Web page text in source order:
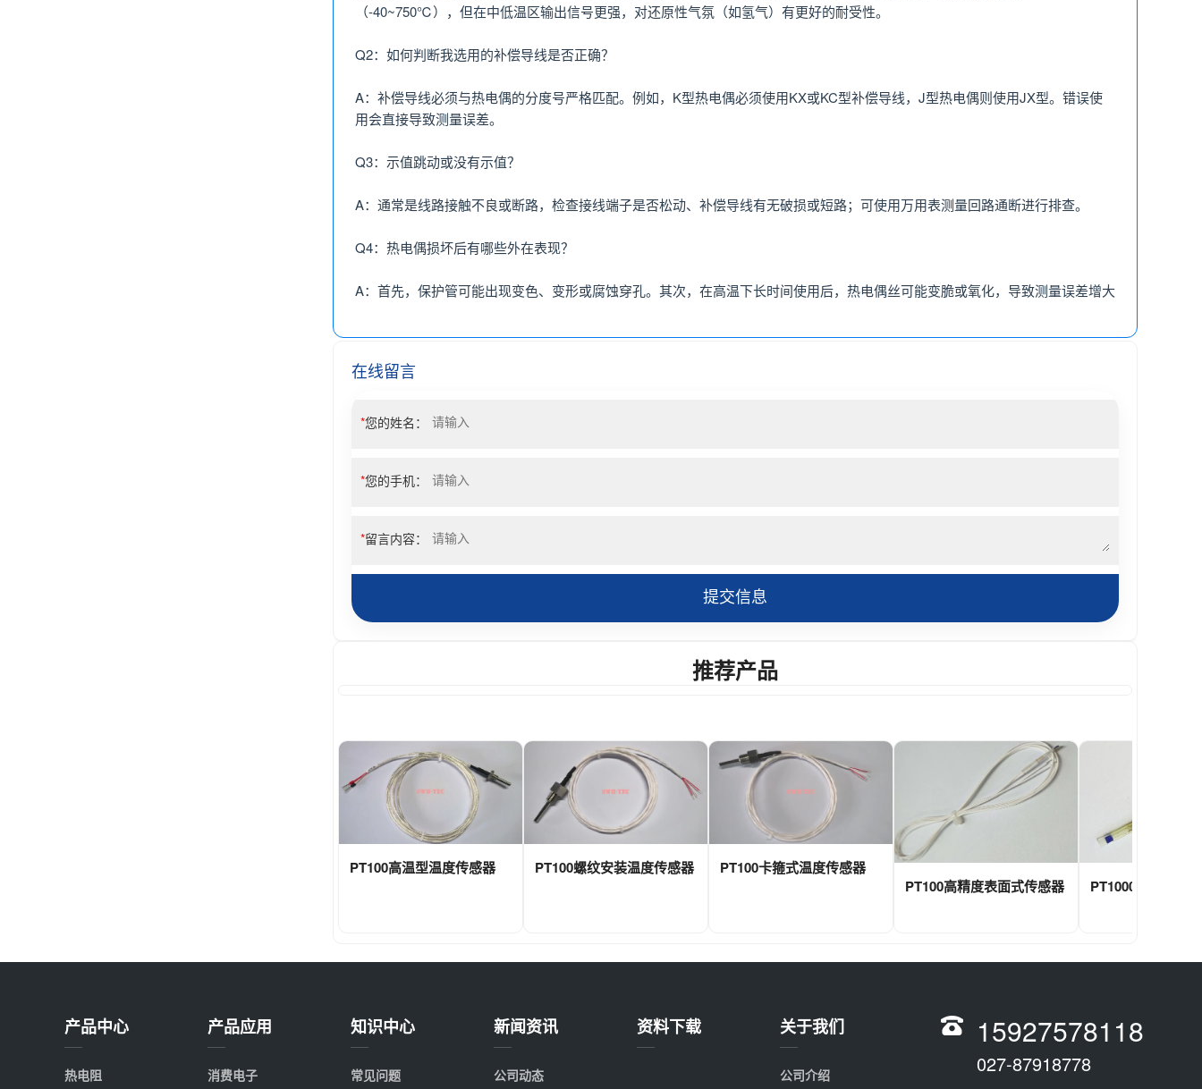
（-40~750℃），但在中低温区输出信号更强，对还原性气氛（如氢气）有更好的耐受性。
Q2：如何判断我选用的补偿导线是否正确？
A：补偿导线必须与热电偶的分度号严格匹配。例如，K型热电偶必须使用KX或KC型补偿导线，J型热电偶则使用JX型。错误使
用会直接导致测量误差。
Q3：示值跳动或没有示值？
A：通常是线路接触不良或断路，检查接线端子是否松动、补偿导线有无破损或短路；可使用万用表测量回路通断进行排查。
Q4：热电偶损坏后有哪些外在表现？
A：首先，保护管可能出现变色、变形或腐蚀穿孔。其次，在高温下长时间使用后，热电偶丝可能变脆或氧化，导致测量误差增大
在线留言
*您的姓名：
*您的手机：
*留言内容：
提交信息
推荐产品
PT100高温型温度传感器 PT100螺纹安装温度传感器
PT100卡箍式温度传感器
PT100高精度表面式传感器
PT1000表面式温
产品中心
热电阻
产品应用
消费电子
知识中心
常见问题
新闻资讯
公司动态
资料下载 关于我们
公司介绍
15927578118
027-87918778